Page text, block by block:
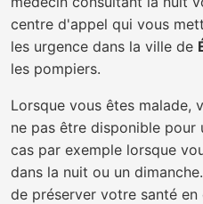
centre d'appel qui vous
les urgence dans la ville de
les pompiers.
Lorsque vous êtes malade,
ne pas être disponible pour
cas par exemple lorsque
dans la nuit ou un
de préserver votre santé